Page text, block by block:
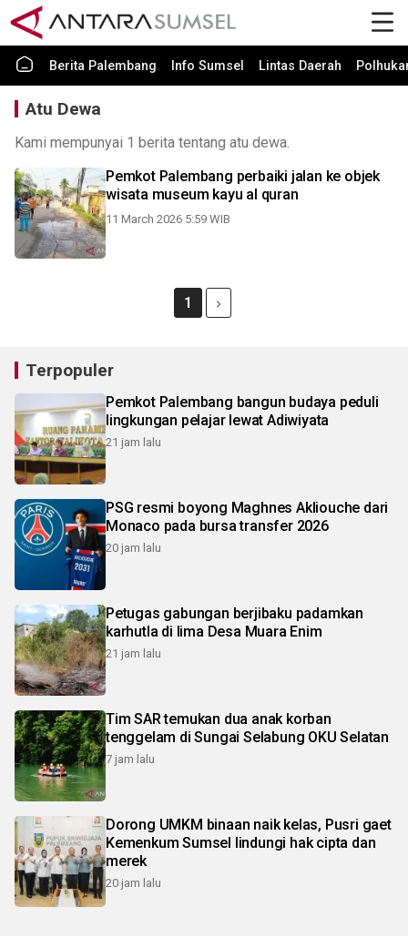
Berita Palembang Info Sumsel Lintas Daerah
Atu Dewa
Kami mempunyai 1 berita tentang atu dewa.
Pemkot Palembang perbaiki jalan ke objek
wisata museum kayu al quran
11 March 2026 5:59 WIB
1
Terpopuler
Pemkot Palembang bangun budaya peduli
lingkungan pelajar lewat Adiwiyata
21 jam lalu
PSG resmi boyong Maghnes Akliouche dari
Monaco pada bursa transfer 2026
20 jam lalu
Petugas gabungan berjibaku padamkan
karhutla di lima Desa Muara Enim
21 jam lalu
Tim SAR temukan dua anak korban
tenggelam di Sungai Selabung OKU Selatan
7 jam lalu
Dorong UMKM binaan naik kelas, Pusri gaet
Kemenkum Sumsel lindungi hak cipta dan
merek
20 jam lalu